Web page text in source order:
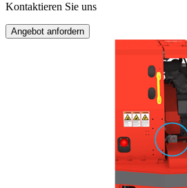
Kontaktieren Sie uns
Angebot anfordern